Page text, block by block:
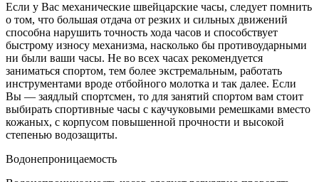
Если у Вас механические швейцарские часы, следует помнить
о том, что большая отдача от резких и сильных движений
способна нарушить точность хода часов и способствует
быстрому износу механизма, насколько бы противоударными
ни были ваши часы. Не во всех часах рекомендуется
заниматься спортом, тем более экстремальным, работать
инструментами вроде отбойного молотка и так далее. Если
Вы — заядлый спортсмен, то для занятий спортом вам стоит
выбирать спортивные часы с каучуковыми ремешками вместо
кожаных, с корпусом повышенной прочности и высокой
степенью водозащиты.
Водонепроницаемость